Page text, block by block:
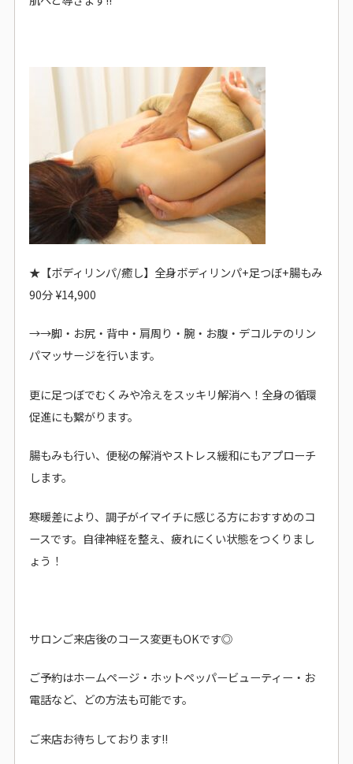
★ 【ボディリンパ/癒し】全身ボディリンパ+足つぼ+腸もみ
90分 ¥14,900
→→脚・お尻・背中・肩周り・腕・お腹・デコルテのリン
パマッサージを行います。
更に足つぼでむくみや冷えをスッキリ解消へ！全身の循環
促進にも繋がります。
腸もみも行い、便秘の解消やストレス緩和にもアプローチ
します。
寒暖差により、調子がイマイチに感じる方におすすめのコ
ースです。自律神経を整え、疲れにくい状態をつくりまし
ょう！
サロンご来店後のコース変更もOKです◎
ご予約はホームページ・ホットペッパービューティー・お
電話など、どの方法も可能です。
ご来店お待ちしております!!